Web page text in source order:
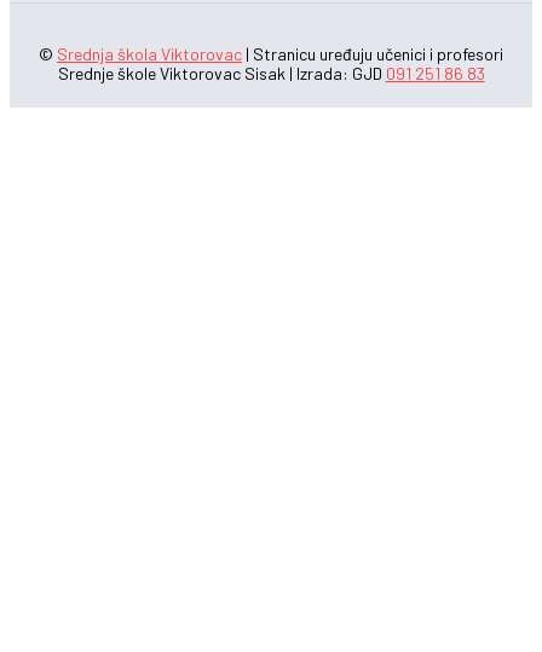
© Srednja škola Viktorovac | Stranicu uređuju učenici i profesori
Srednje škole Viktorovac Sisak | Izrada: GJD 091 251 86 83